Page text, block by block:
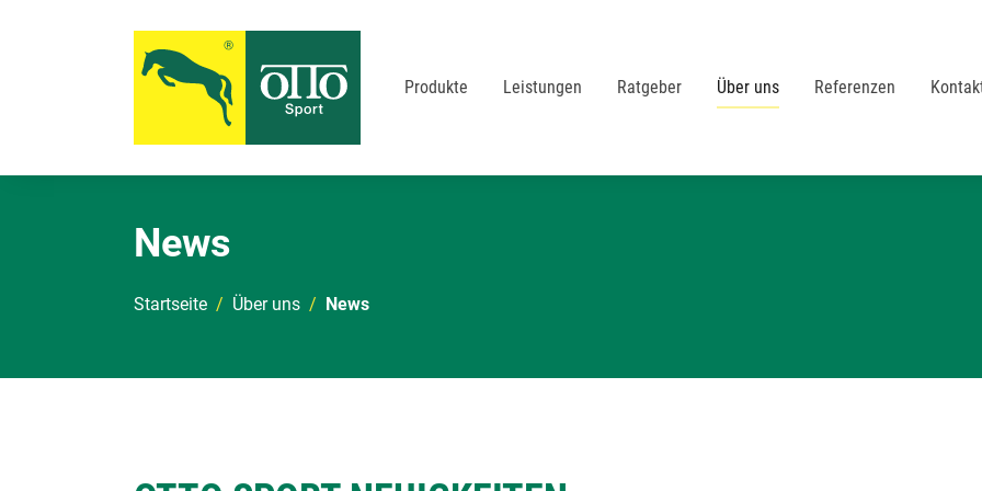
Produkte Leistungen Ratgeber Über uns Referenzen
News
Startseite Über uns News